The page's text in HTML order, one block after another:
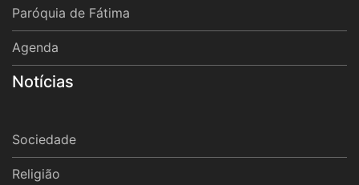
Paróquia de Fátima
Agenda
Notícias
Sociedade
Religião